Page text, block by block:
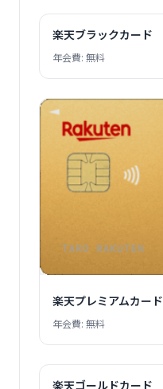
楽天ブラックカード
年会費: 無料
楽天プレミアムカード
年会費: 無料
楽天ゴールドカード